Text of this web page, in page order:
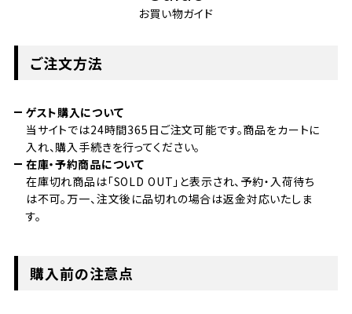
お買い物ガイド
ご注文方法
ゲスト購入について
当サイトでは24時間365日ご注文可能です。商品をカートに
入れ、購入手続きを行ってください。
在庫・予約商品について
在庫切れ商品は「SOLD OUT」と表示され、予約・入荷待ち
は不可。万一、注文後に品切れの場合は返金対応いたしま
す。
購入前の注意点